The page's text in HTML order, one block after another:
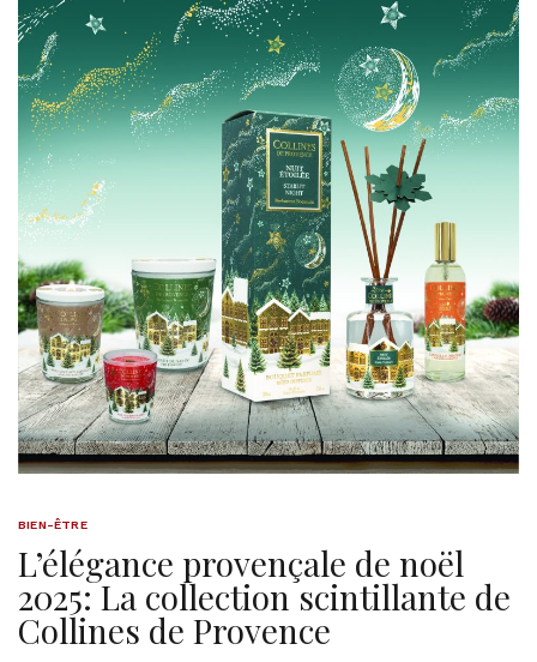
BIEN-ÊTRE
L’élégance provençale de noël
2025: La collection scintillante de
Collines de Provence